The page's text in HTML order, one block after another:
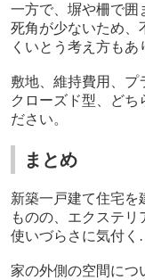
一方で、塀や柵で囲
死角が少ないため、
くいとう考え方もあ
敷地、維持費用、プ
クローズド型、どち
ださい。
まとめ
新築一戸建て住宅を
ものの、エクステ
使いづらさに気付く
家の外側の空間につ